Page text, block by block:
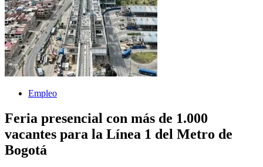
Empleo
Feria presencial con más de 1.000
vacantes para la Línea 1 del Metro de
Bogotá